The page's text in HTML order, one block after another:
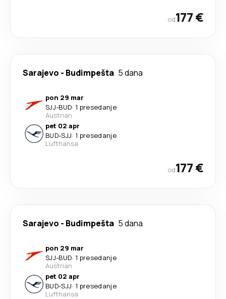
od177 €
Sarajevo - Budimpešta 5 dana
pon 29 mar
SJJ-BUD· 1 presedanje
Austrian
pet 02 apr
BUD-SJJ· 1 presedanje
Lufthansa
od177 €
Sarajevo - Budimpešta 5 dana
pon 29 mar
SJJ-BUD· 1 presedanje
Austrian
pet 02 apr
BUD-SJJ· 1 presedanje
Lufthansa